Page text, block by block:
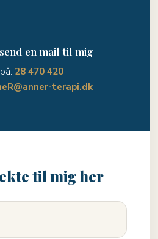
en mail til mig
28 470 420
terapi.dk
til mig her​